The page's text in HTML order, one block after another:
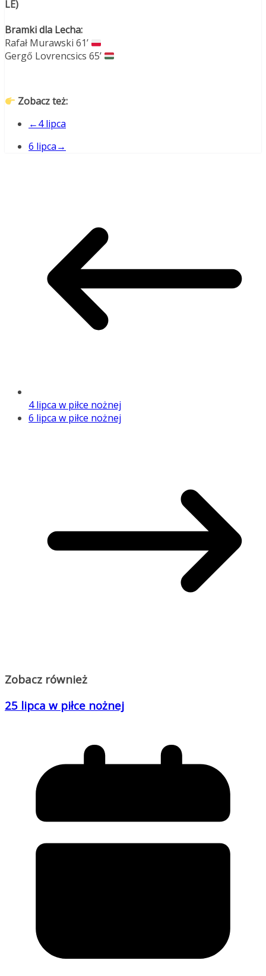
LE)
Bramki dla Lecha:
Rafał Murawski 61’
Gergő Lovrencsics 65’
Zobacz też:
←4 lipca
6 lipca→
4 lipca w piłce nożnej
6 lipca w piłce nożnej
Zobacz również
25 lipca w piłce nożnej